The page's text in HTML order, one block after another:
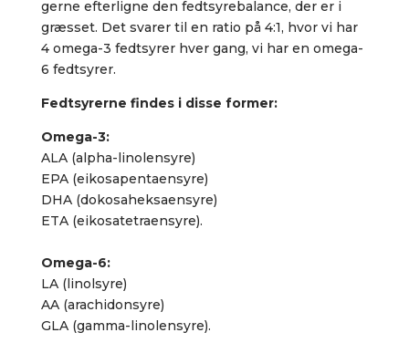
gerne efterligne den fedtsyrebalance, der er i
græsset. Det svarer til en ratio på 4:1, hvor vi har
4 omega-3 fedtsyrer hver gang, vi har en omega-
6 fedtsyrer.
Fedtsyrerne findes i disse former:
Omega-3:
ALA (alpha-linolensyre)
EPA (eikosapentaensyre)
DHA (dokosaheksaensyre)
ETA (eikosatetraensyre).
Omega-6:
LA (linolsyre)
AA (arachidonsyre)
GLA (gamma-linolensyre).